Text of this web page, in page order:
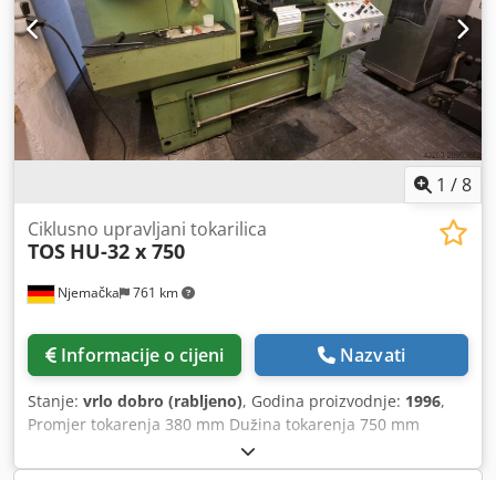
1 /8
Njemačka 761 km
Ciklusno upravljani tokarilica
TOS HU-32 x 750
Informacije o cijeni Nazvati
Stanje: vrlo dobro (rabljeno), Godina proizvodnje: 1996,
Promjer tokarenja 380 mm Dužina tokarenja 750 mm
Upravljanje HEIDENHAIN ManualPlus Ukupna snaga 9 kW
Težina stroja cca 2 t Potreban prostor cca 2,4 x 1,7 x 1,7 m